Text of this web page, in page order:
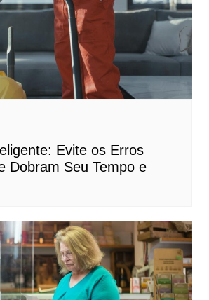
Evite os Erros
Dobram Seu Tempo e